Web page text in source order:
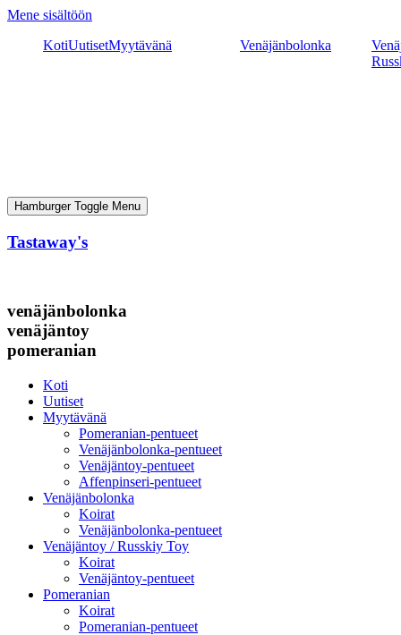
Mene sisältöön
KotiUutisetMyytävänä Venäjänbolonka
Hamburger Toggle Menu
Tastaway's
venäjänbolonka
venäjäntoy
pomeranian
Koti
Uutiset
Myytävänä
Pomeranian-pentueet
Venäjänbolonka-pentueet
Venäjäntoy-pentueet
Affenpinseri-pentueet
Venäjänbolonka
Koirat
Venäjänbolonka-pentueet
Venäjäntoy / Russkiy Toy
Koirat
Venäjäntoy-pentueet
Pomeranian
Koirat
Pomeranian-pentueet